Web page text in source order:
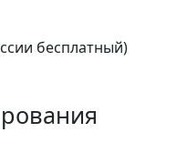
бесплатный)